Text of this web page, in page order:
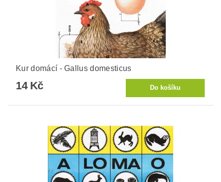
Kur domácí - Gallus domesticus
14 Kč